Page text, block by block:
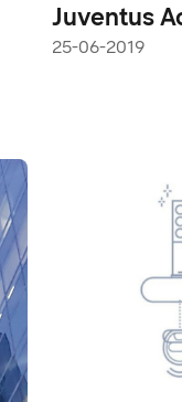
Juventus
con el
25-06-2019